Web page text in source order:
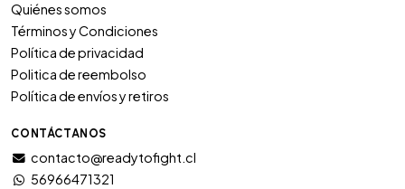
Quiénes somos
Términos y Condiciones
Política de privacidad
Politica de reembolso
Política de envíos y retiros
CONTÁCTANOS
contacto@readytofight.cl
56966471321